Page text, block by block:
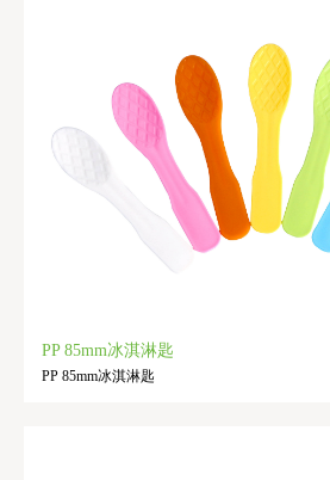
PP 85mm冰淇淋匙
PP 85mm冰淇淋匙